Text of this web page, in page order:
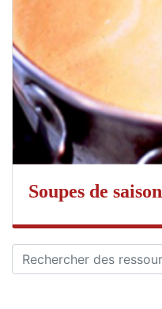
Soupes de saison